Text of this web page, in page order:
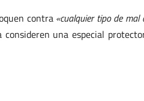
contra «cualquier tipo de mal
consideren una especial